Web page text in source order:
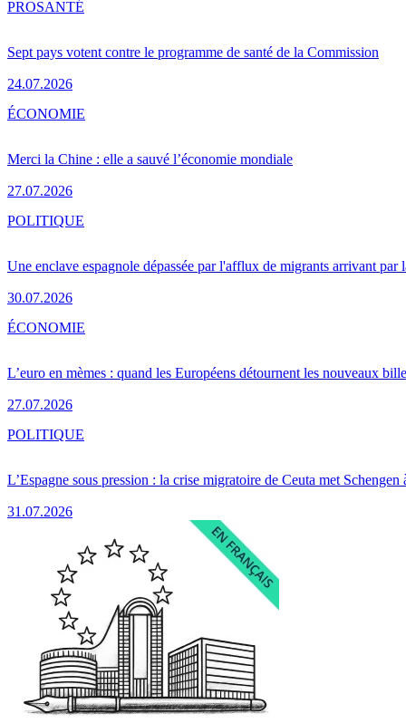
Sept pays votent contre le programme de santé de la Commission
24.07.2026
PROSANTÉ
Merci la Chine : elle a sauvé l’économie mondiale
27.07.2026
ÉCONOMIE
Une enclave espagnole dépassée par l'afflux de migrants arrivant par
30.07.2026
POLITIQUE
L’euro en mèmes : quand les Européens détournent les nouveaux
27.07.2026
ÉCONOMIE
L’Espagne sous pression : la crise migratoire de Ceuta met Schengen
31.07.2026
POLITIQUE